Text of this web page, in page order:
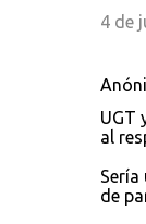
4 de
UGT
al
Sería
de